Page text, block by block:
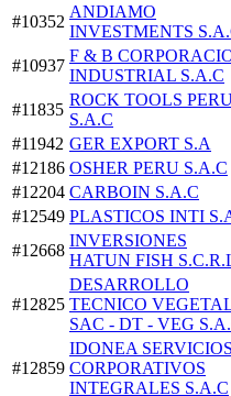
#10352
ANDIAMO
INVESTMENTS
#10937
F & B
INDUSTRIAL S.A.C
#11835
ROCK TOOLS
S.A.C
#11942 GER EXPORT S.A
#12186 OSHER PERU S.A.C
#12204 CARBOIN S.A.C
#12549 PLASTICOS INTI
#12668
INVERSIONES
HATUN FISH
#12825
DESARROLLO
TECNICO
SAC - DT - VEG
#12859
IDONEA SERVICIOS
CORPORATIVOS
INTEGRALES S.A.C